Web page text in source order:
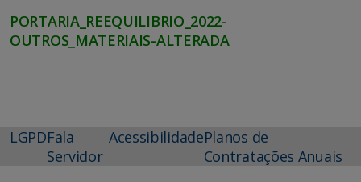
PORTARIA_REEQUILIBRIO_2022-
OUTROS_MATERIAIS-ALTERADA
LGPDFala
Servidor
AcessibilidadePlanos de
Contratações Anuais